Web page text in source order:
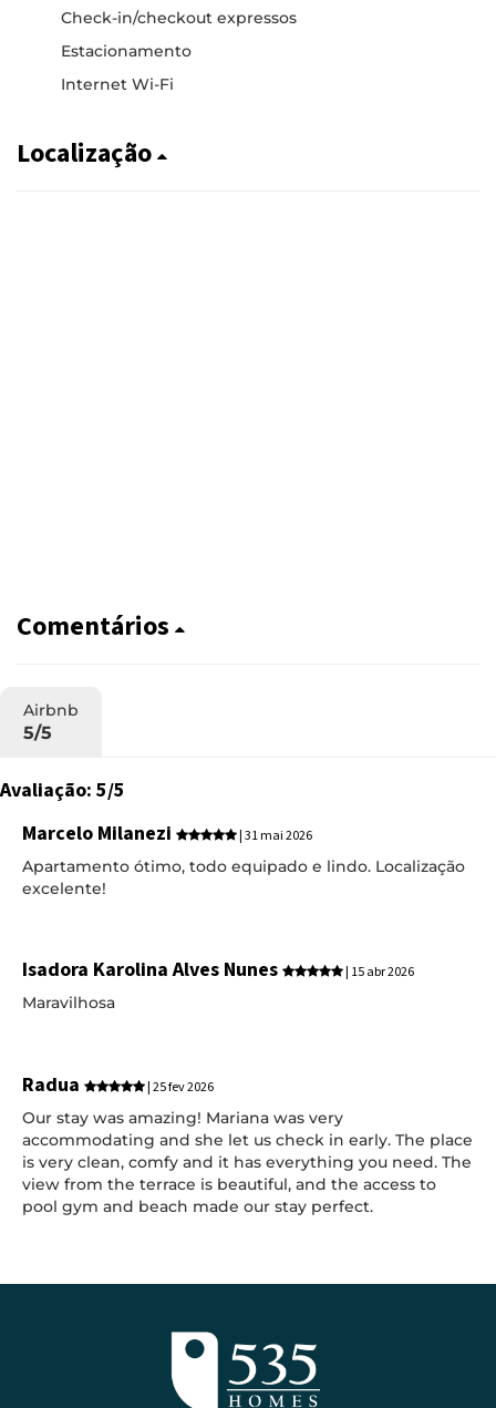
Check-in/checkout expressos
Estacionamento
Internet Wi-Fi
Localização
Comentários
Airbnb
5/5
Avaliação: 5/5
Marcelo Milanezi
| 31 mai 2026
Apartamento ótimo, todo equipado e lindo. Localização
excelente!
Isadora Karolina Alves Nunes | 15 abr 2026
Maravilhosa
Radua | 25 fev 2026
Our stay was amazing! Mariana was very
accommodating and she let us check in early. The place
is very clean, comfy and it has everything you need. The
view from the terrace is beautiful, and the access to
pool gym and beach made our stay perfect.